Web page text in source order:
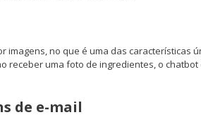
no que é uma das características
receber uma foto de ingredientes, o
de e-mail